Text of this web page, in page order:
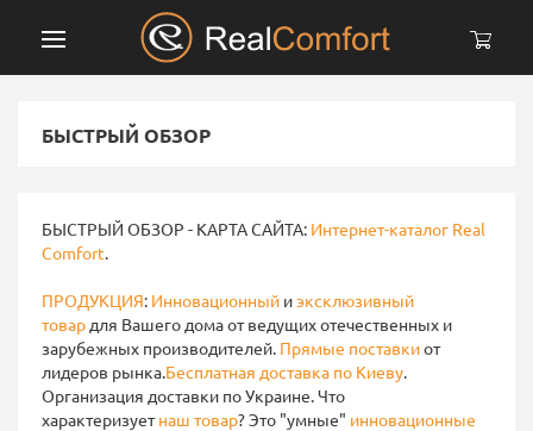
БЫСТРЫЙ ОБЗОР
БЫСТРЫЙ ОБЗОР - КАРТА САЙТА: Интернет-каталог Real
Comfort.
ПРОДУКЦИЯ: Инновационный иэксклюзивный
товар для Вашего дома от ведущих отечественных и
зарубежных производителей. Прямые поставкиот
лидеров рынка.Бесплатная доставка по Киеву.
Организация доставки по Украине. Что
характеризуетнаш товар? Это "умные" инновационные